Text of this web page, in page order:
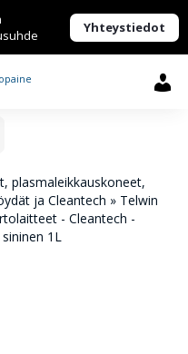
Yhteystiedot
plasmaleikkauskoneet,
ja Cleantech » Telwin
- Cleantech -
1L